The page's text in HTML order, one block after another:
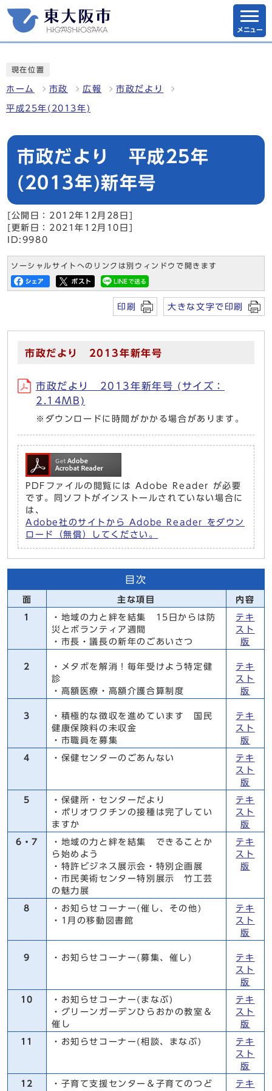
メニュー
現在位置
ホーム 市政 広報 市政だより
平成25年(2013年)
市政だより 平成25年
(2013年)新年号
[公開日：2012年12月28日]
[更新日：2021年12月10日]
ID:9980
ソーシャルサイトへのリンクは別ウィンドウで開きます
印刷 大きな文字で印刷
市政だより 2013年新年号
市政だより 2013年新年号 (サイズ：
2.14MB)
※ダウンロードに時間がかかる場合があります。
PDFファイルの閲覧には Adobe Reader が必要
です。同ソフトがインストールされていない場合に
は、
Adobe社のサイトから Adobe Reader をダウン
ロード（無償）してください。
目次
面 主な項目 内容
1
・地域の力と絆を結集 15日からは防
災とボランティア週間
・市長・議長の新年のごあいさつ
テキ
スト
版
2
・メタボを解消！毎年受けよう特定健
診
・高額医療・高額介護合算制度
テキ
スト
版
3
・積極的な徴収を進めています 国民
健康保険料の未収金
・市職員を募集
テキ
スト
版
4 ・保健センターのごあんない
テキ
スト
版
5
・保健所・センターだより
・ポリオワクチンの接種は完了してい
ますか
テキ
スト
版
6・7
・地域の力と絆を結集 できることか
ら始めよう
・特許ビジネス展示会・特別企画展
・市民美術センター特別展示 竹工芸
の魅力展
テキ
スト
版
8
・お知らせコーナー(催し、その他)
・1月の移動図書館
テキ
スト
版
9 ・お知らせコーナー(募集、催し)
テキ
スト
版
10
・お知らせコーナー(まなぶ)
・グリーンガーデンひらおかの教室＆
催し
テキ
スト
版
11 ・お知らせコーナー(相談、まなぶ)
テキ
スト
版
12 ・子育て支援センター＆子育てのつど テキ